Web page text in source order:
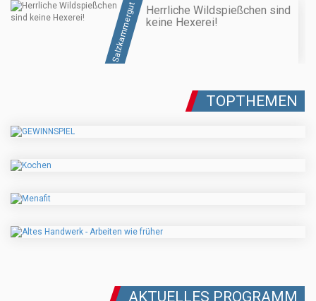
Salzkammergut
Herrliche Wildspießchen sind
keine Hexerei!
TOPTHEMEN
AKTUELLES PROGRAMM